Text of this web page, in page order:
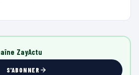
ZayActu
S'ABONNER